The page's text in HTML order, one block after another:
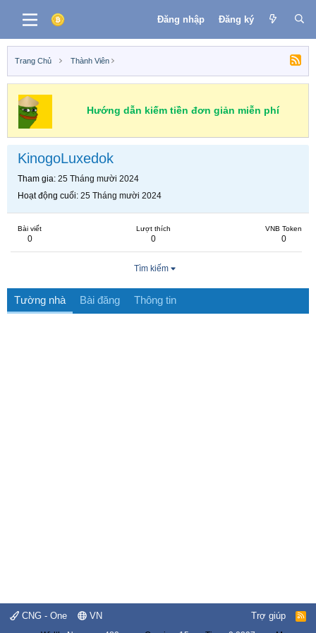
Đăng nhập Đăng ký
Trang Chủ Thành Viên
Hướng dẫn kiếm tiền đơn giản miễn phí
KinogoLuxedok
Tham gia 25 Tháng mười 2024
Hoạt động cuối 25 Tháng mười 2024
Bài viết
0
Lượt thích
0
VNB Token
0
Tìm kiếm
Tường nhà Bài đăng Thông tin
CNG - One VN Trợ giúp
R